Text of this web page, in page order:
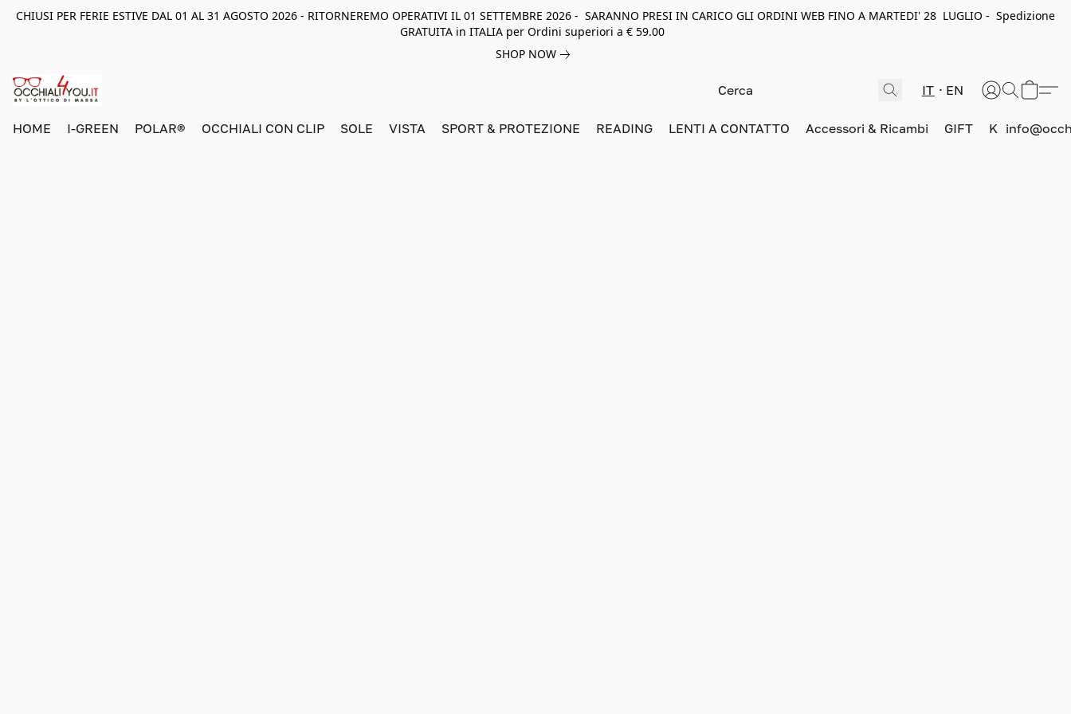
CHIUSI PER FERIE ESTIVE DAL 01 AL 31 AGOSTO 2026 - RITORNEREMO OPERATIVI IL 01 SETTEMBRE 2026 - SARANNO PRESI IN CARICO GLI ORDINI WEB FINO A MARTEDI' 28 LUGLIO - Spedizione
GRATUITA in ITALIA per Ordini superiori a € 59.00
SHOP NOW
IT EN
HOME I-GREEN POLAR® OCCHIALI CON CLIP SOLE VISTA SPORT & PROTEZIONE READING LENTI A CONTATTO Accessori & Ricambi GIFT K